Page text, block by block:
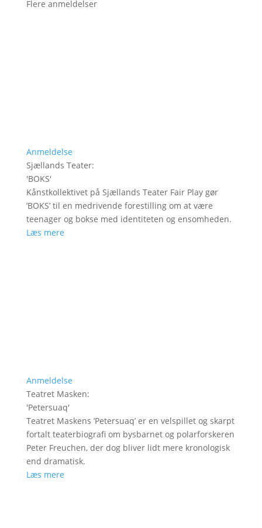
Flere anmeldelser
Anmeldelse
Sjællands Teater:
'BOKS'
Kånstkollektivet på Sjællands Teater Fair Play gør
’BOKS’ til en medrivende forestilling om at være
teenager og bokse med identiteten og ensomheden.
Læs mere
Anmeldelse
Teatret Masken:
'Petersuaq'
Teatret Maskens ’Petersuaq’ er en velspillet og skarpt
fortalt teaterbiografi om bysbarnet og polarforskeren
Peter Freuchen, der dog bliver lidt mere kronologisk
end dramatisk.
Læs mere